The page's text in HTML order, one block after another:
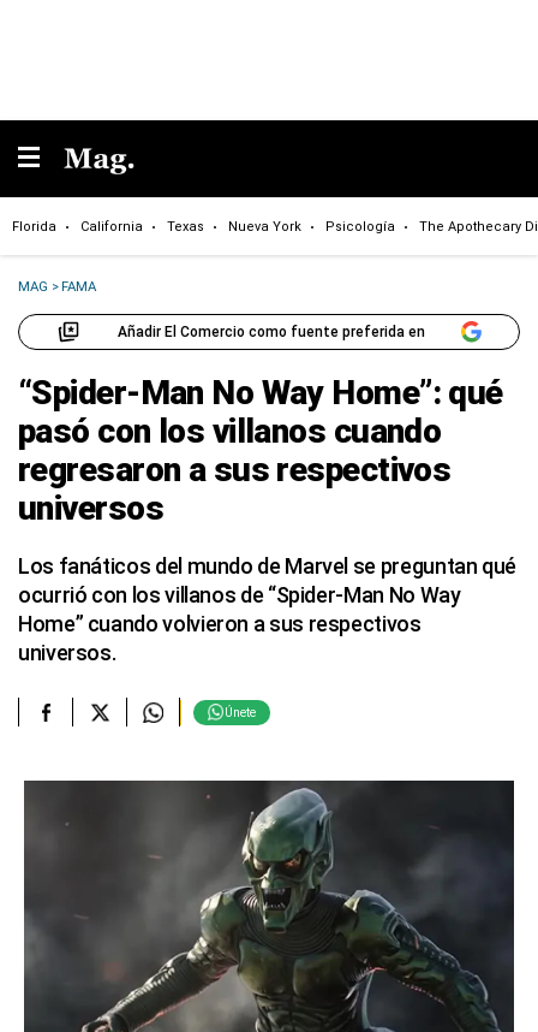
Florida California Texas Nueva York Psicología The Apothecary
MAG >FAMA
Añadir El Comercio como fuente preferida en
“Spider-Man No Way Home”: qué
pasó con los villanos cuando
regresaron a sus respectivos
universos
Los fanáticos del mundo de Marvel se preguntan qué
ocurrió con los villanos de “Spider-Man No Way
Home” cuando volvieron a sus respectivos
universos.
Únete